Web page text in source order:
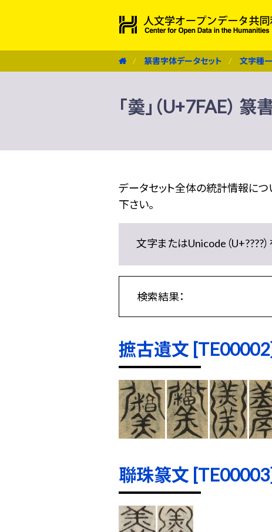
篆書字体データセット 文字種
「羮」（U+7FAE）
データセット全体の統計情報につ
下さい。
文字またはUnicode（U+????）
検索結果：
摭古遺文
聯珠篆文